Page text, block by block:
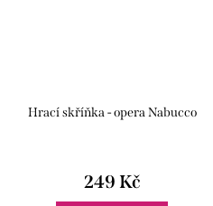
Hrací skříňka - opera Nabucco
249 Kč